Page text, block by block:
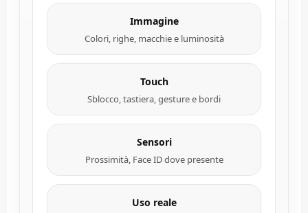
Immagine
Colori, righe, macchie e luminosità
Touch
Sblocco, tastiera, gesture e bordi
Sensori
Prossimità, Face ID dove presente
Uso reale